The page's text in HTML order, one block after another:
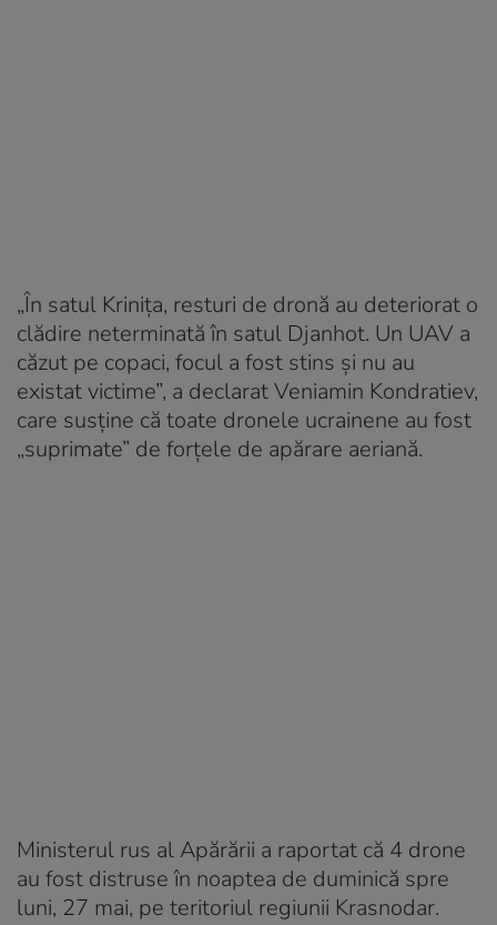
„În satul Krinița, resturi de dronă au deteriorat o
clădire neterminată în satul Djanhot. Un UAV a
căzut pe copaci, focul a fost stins și nu au
existat victime”, a declarat Veniamin Kondratiev,
care susține că toate dronele ucrainene au fost
„suprimate” de forțele de apărare aeriană.
Ministerul rus al Apărării a raportat că 4 drone
au fost distruse în noaptea de duminică spre
luni, 27 mai, pe teritoriul regiunii Krasnodar.